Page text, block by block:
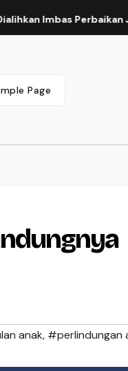
Perbaikan Jalan
Page
anak, #perlindungan